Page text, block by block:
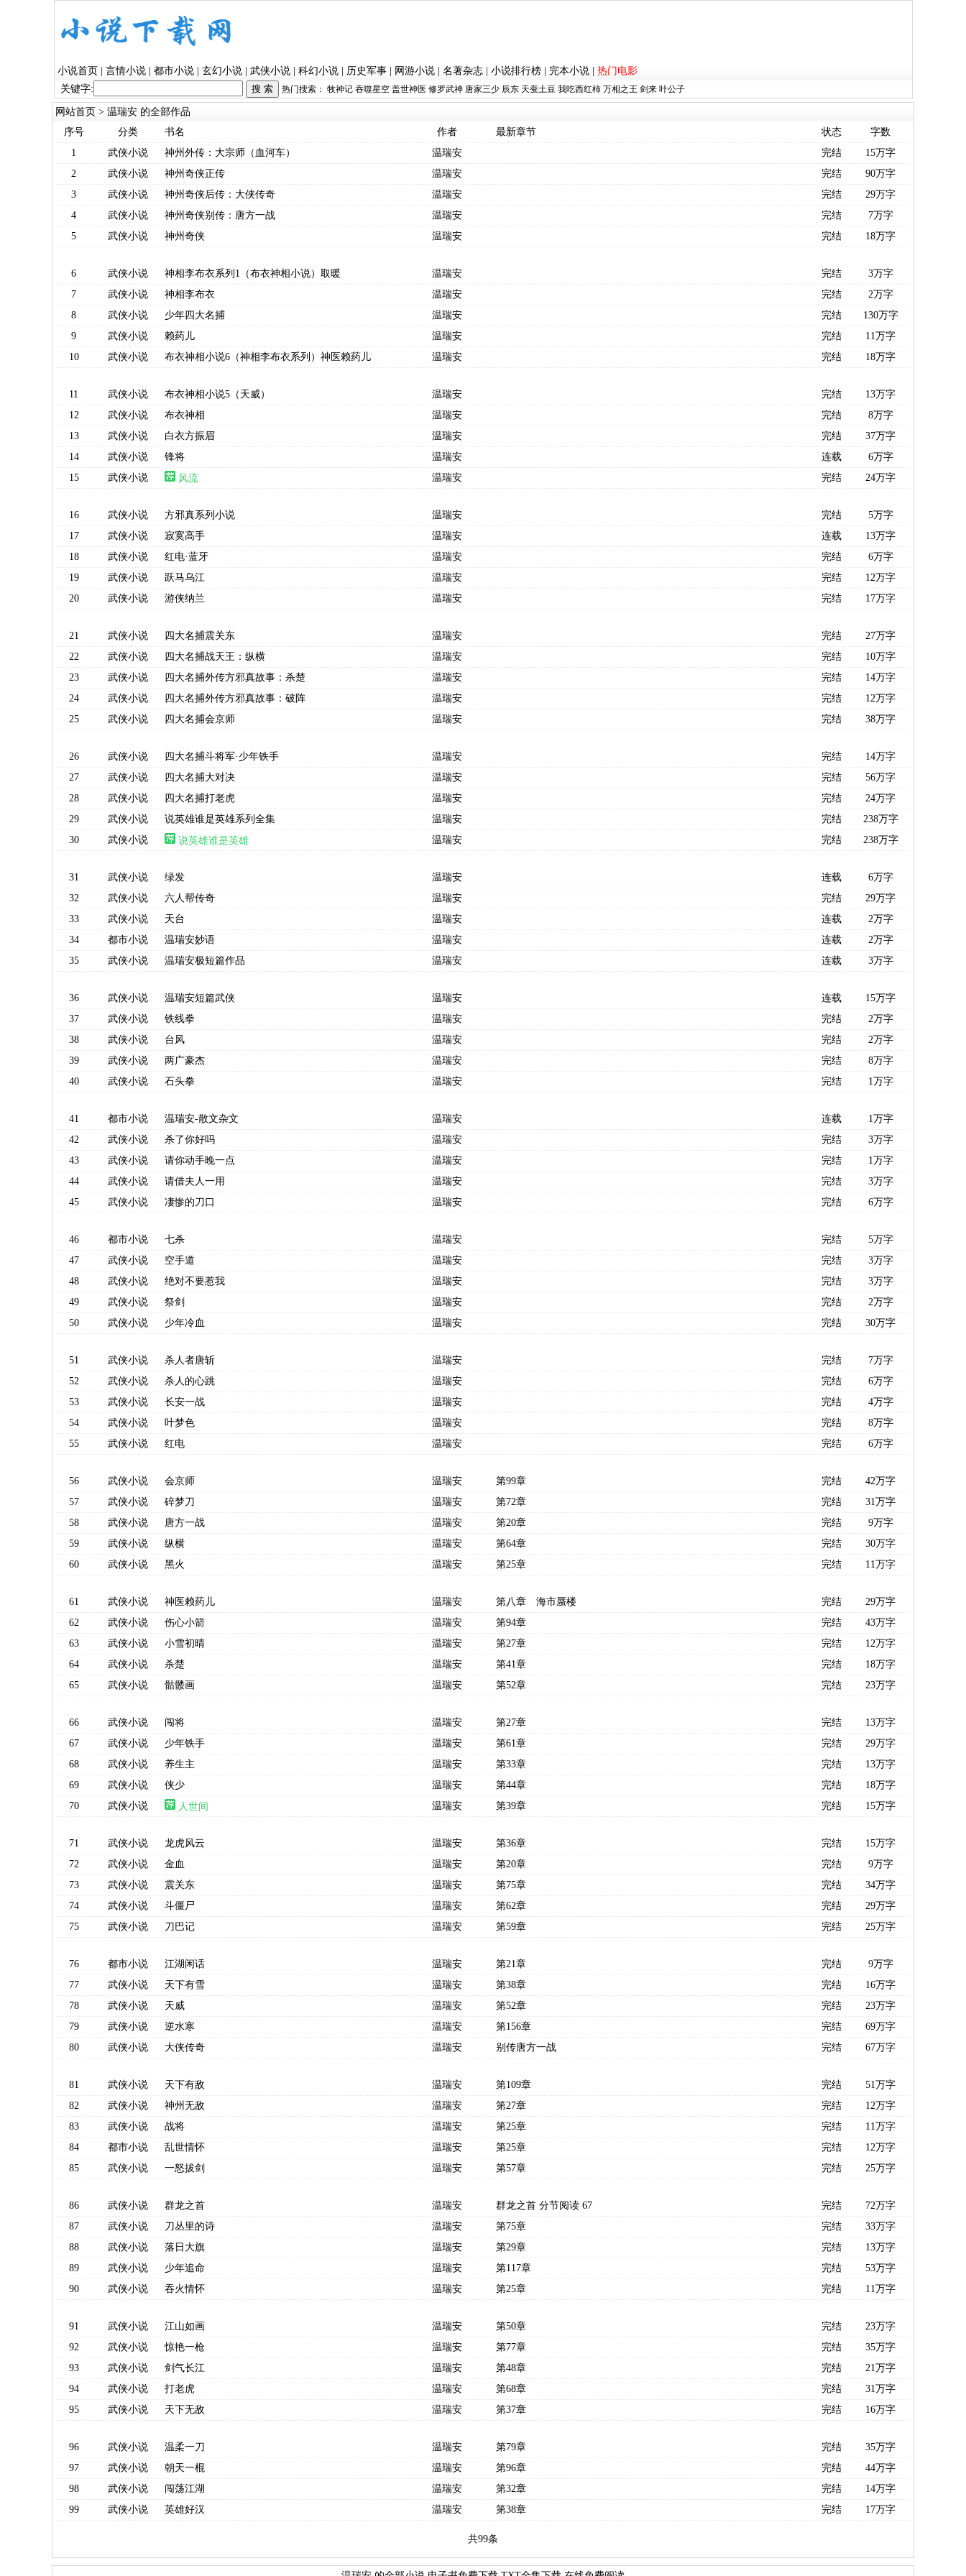
小说首页 言情小说| 都市小说| 玄幻小说| 武侠小说| 科幻小说| 历史军事| 网游小说| 名著杂志| 小说排行榜| 完本小说| 热门电影
关键字:
热门搜索： 牧神记 吞噬星空 盖世神医 修罗武神 唐家三少 辰东 天蚕土豆 我吃西红柿 万相之王 剑来 叶公子
网站首页 > 温瑞安 的全部作品
序号
分类 书名 作者 最新章节 状态
字数
1
武侠小说 神州外传：大宗师（血河车） 温瑞安 完结
15万字
2
武侠小说 神州奇侠正传 温瑞安 完结
90万字
3
武侠小说 神州奇侠后传：大侠传奇 温瑞安 完结
29万字
4
武侠小说 神州奇侠别传：唐方一战 温瑞安 完结
7万字
5
武侠小说 神州奇侠 温瑞安 完结 18万字
6 武侠小说 神相李布衣系列1（布衣神相小说）取暖 温瑞安 完结
3万字
7
武侠小说 神相李布衣 温瑞安 完结
2万字
8
武侠小说 少年四大名捕 温瑞安 完结
130万字
9
武侠小说 赖药儿 温瑞安 完结
11万字
10
武侠小说 布衣神相小说6（神相李布衣系列）神医赖药儿 温瑞安 完结 18万字
11 武侠小说 布衣神相小说5（天威） 温瑞安 完结
13万字
12
武侠小说 布衣神相 温瑞安 完结
8万字
13
武侠小说 白衣方振眉 温瑞安 完结
37万字
14
武侠小说 锋将 温瑞安 连载
6万字
15
武侠小说 风流 温瑞安 完结 24万字
16 武侠小说 方邪真系列小说 温瑞安 完结
5万字
17
武侠小说 寂寞高手 温瑞安 连载
13万字
18
武侠小说 红电·蓝牙 温瑞安 完结
6万字
19
武侠小说 跃马乌江 温瑞安 完结
12万字
20
武侠小说 游侠纳兰 温瑞安 完结 17万字
21 武侠小说 四大名捕震关东 温瑞安 完结
27万字
22
武侠小说 四大名捕战天王：纵横 温瑞安 完结
10万字
23
武侠小说 四大名捕外传方邪真故事：杀楚 温瑞安 完结
14万字
24
武侠小说 四大名捕外传方邪真故事：破阵 温瑞安 完结
12万字
25
武侠小说 四大名捕会京师 温瑞安 完结 38万字
26 武侠小说 四大名捕斗将军·少年铁手 温瑞安 完结
14万字
27
武侠小说 四大名捕大对决 温瑞安 完结
56万字
28
武侠小说 四大名捕打老虎 温瑞安 完结
24万字
29
武侠小说 说英雄谁是英雄系列全集 温瑞安 完结
238万字
30
武侠小说 说英雄谁是英雄 温瑞安 完结 238万字
31 武侠小说 绿发 温瑞安 连载
6万字
32
武侠小说 六人帮传奇 温瑞安 完结
29万字
33
武侠小说 天台 温瑞安 连载
2万字
34
都市小说 温瑞安妙语 温瑞安 连载
2万字
35
武侠小说 温瑞安极短篇作品 温瑞安 连载 3万字
36 武侠小说 温瑞安短篇武侠 温瑞安 连载
15万字
37
武侠小说 铁线拳 温瑞安 完结
2万字
38
武侠小说 台风 温瑞安 完结
2万字
39
武侠小说 两广豪杰 温瑞安 完结
8万字
40
武侠小说 石头拳 温瑞安 完结 1万字
41 都市小说 温瑞安-散文杂文 温瑞安 连载
1万字
42
武侠小说 杀了你好吗 温瑞安 完结
3万字
43
武侠小说 请你动手晚一点 温瑞安 完结
1万字
44
武侠小说 请借夫人一用 温瑞安 完结
3万字
45
武侠小说 凄惨的刀口 温瑞安 完结 6万字
46 都市小说 七杀 温瑞安 完结
5万字
47
武侠小说 空手道 温瑞安 完结
3万字
48
武侠小说 绝对不要惹我 温瑞安 完结
3万字
49
武侠小说 祭剑 温瑞安 完结
2万字
50
武侠小说 少年冷血 温瑞安 完结 30万字
51 武侠小说 杀人者唐斩 温瑞安 完结
7万字
52
武侠小说 杀人的心跳 温瑞安 完结
6万字
53
武侠小说 长安一战 温瑞安 完结
4万字
54
武侠小说 叶梦色 温瑞安 完结
8万字
55
武侠小说 红电 温瑞安 完结 6万字
56 武侠小说 会京师 温瑞安 第99章 完结
42万字
57
武侠小说 碎梦刀 温瑞安 第72章 完结
31万字
58
武侠小说 唐方一战 温瑞安 第20章 完结
9万字
59
武侠小说 纵横 温瑞安 第64章 完结
30万字
60
武侠小说 黑火 温瑞安 第25章 完结 11万字
61 武侠小说 神医赖药儿 温瑞安 第八章 海市蜃楼 完结
29万字
62
武侠小说 伤心小箭 温瑞安 第94章 完结
43万字
63
武侠小说 小雪初晴 温瑞安 第27章 完结
12万字
64
武侠小说 杀楚 温瑞安 第41章 完结
18万字
65
武侠小说 骷髅画 温瑞安 第52章 完结 23万字
66 武侠小说 闯将 温瑞安 第27章 完结
13万字
67
武侠小说 少年铁手 温瑞安 第61章 完结
29万字
68
武侠小说 养生主 温瑞安 第33章 完结
13万字
69
武侠小说 侠少 温瑞安 第44章 完结
18万字
70
武侠小说 人世间 温瑞安 第39章 完结 15万字
71 武侠小说 龙虎风云 温瑞安 第36章 完结
15万字
72
武侠小说 金血 温瑞安 第20章 完结
9万字
73
武侠小说 震关东 温瑞安 第75章 完结
34万字
74
武侠小说 斗僵尸 温瑞安 第62章 完结
29万字
75
武侠小说 刀巴记 温瑞安 第59章 完结 25万字
76 都市小说 江湖闲话 温瑞安 第21章 完结
9万字
77
武侠小说 天下有雪 温瑞安 第38章 完结
16万字
78
武侠小说 天威 温瑞安 第52章 完结
23万字
79
武侠小说 逆水寒 温瑞安 第156章 完结
69万字
80
武侠小说 大侠传奇 温瑞安 别传唐方一战 完结 67万字
81 武侠小说 天下有敌 温瑞安 第109章 完结
51万字
82
武侠小说 神州无敌 温瑞安 第27章 完结
12万字
83
武侠小说 战将 温瑞安 第25章 完结
11万字
84
都市小说 乱世情怀 温瑞安 第25章 完结
12万字
85
武侠小说 一怒拔剑 温瑞安 第57章 完结 25万字
86 武侠小说 群龙之首 温瑞安 群龙之首 分节阅读 67 完结
72万字
87
武侠小说 刀丛里的诗 温瑞安 第75章 完结
33万字
88
武侠小说 落日大旗 温瑞安 第29章 完结
13万字
89
武侠小说 少年追命 温瑞安 第117章 完结
53万字
90
武侠小说 吞火情怀 温瑞安 第25章 完结 11万字
91 武侠小说 江山如画 温瑞安 第50章 完结
23万字
92
武侠小说 惊艳一枪 温瑞安 第77章 完结
35万字
93
武侠小说 剑气长江 温瑞安 第48章 完结
21万字
94
武侠小说 打老虎 温瑞安 第68章 完结
31万字
95
武侠小说 天下无敌 温瑞安 第37章 完结 16万字
96 武侠小说 温柔一刀 温瑞安 第79章 完结
35万字
97
武侠小说 朝天一棍 温瑞安 第96章 完结
44万字
98
武侠小说 闯荡江湖 温瑞安 第32章 完结
14万字
99
武侠小说 英雄好汉 温瑞安 第38章 完结 17万字
共99条